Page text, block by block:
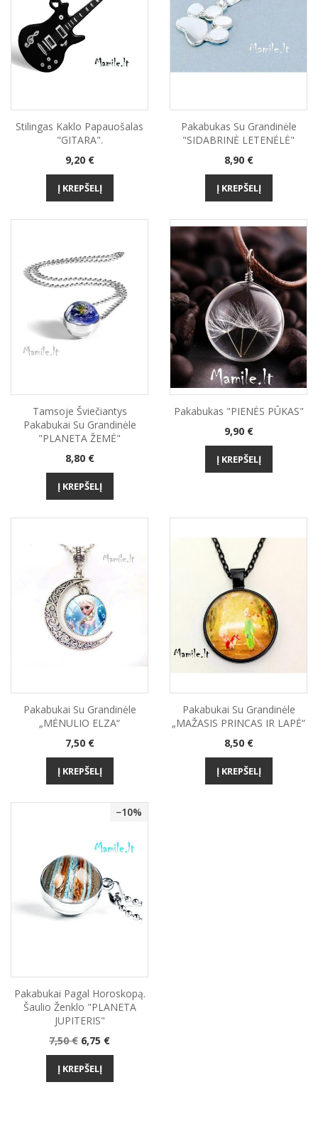
Stilingas Kaklo Papauošalas
"GITARA".
Kaina
9,20 €
Į KREPŠELĮ
Pakabukas Su Grandinėle
"SIDABRINĖ LETENĖLĖ"
Kaina
8,90 €
Į KREPŠELĮ
Tamsoje Šviečiantys
Pakabukai Su Grandinėle
"PLANETA ŽEMĖ"
Kaina
8,80 €
Į KREPŠELĮ
Pakabukas "PIENĖS PŪKAS"
Kaina
9,90 €
Į KREPŠELĮ
Pakabukai Su Grandinėle
„MĖNULIO ELZA“
Kaina
7,50 €
Į KREPŠELĮ
Pakabukai Su Grandinėle
„MAŽASIS PRINCAS IR LAPĖ“
Kaina
8,50 €
Į KREPŠELĮ
−10%
Pakabukai Pagal Horoskopą.
Šaulio Ženklo "PLANETA
JUPITERIS"
Bazinė
kaina
7,50 € Kaina
6,75 €
Į KREPŠELĮ